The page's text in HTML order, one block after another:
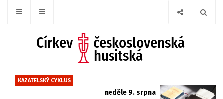
KAZATELSKÝ CYKLUS
neděle 9. srpna